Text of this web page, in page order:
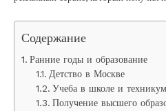
Содержание
Ранние годы и образование
Детство в Москве
Учеба в школе и
Получение высшего